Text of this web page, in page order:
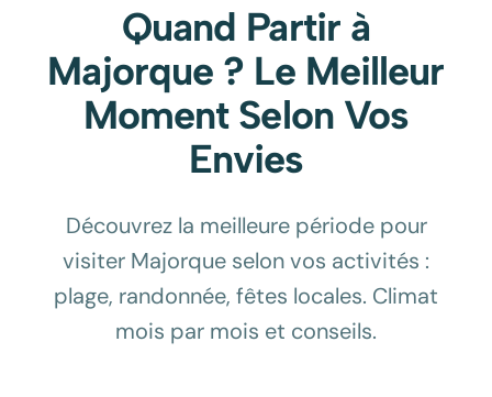
Quand Partir à
Majorque ? Le Meilleur
Moment Selon Vos
Envies
Découvrez la meilleure période pour
visiter Majorque selon vos activités :
plage, randonnée, fêtes locales. Climat
mois par mois et conseils.